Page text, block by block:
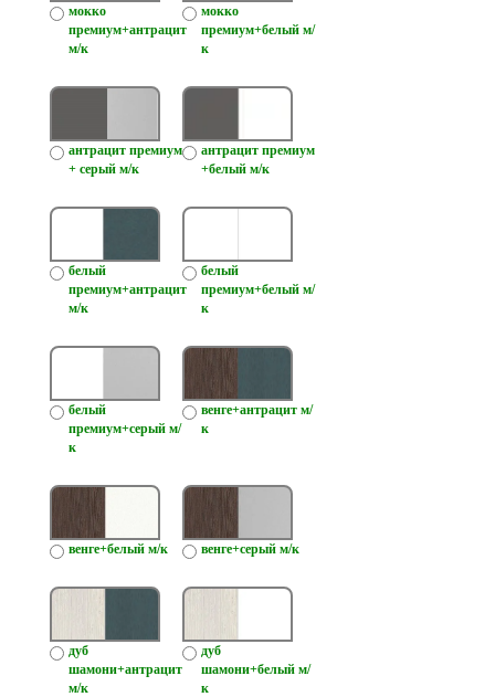
мокко
премиум+антрацит
м/к
мокко
премиум+белый м/
к
антрацит премиум
+ серый м/к
антрацит премиум
+белый м/к
белый
премиум+антрацит
м/к
белый
премиум+белый м/
к
белый
премиум+серый м/
к
венге+антрацит м/
к
венге+белый м/к венге+серый м/к
дуб
шамони+антрацит
м/к
дуб
шамони+белый м/
к